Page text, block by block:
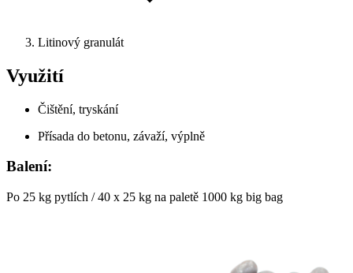
Litinový granulát
Využití
Čištění, tryskání
Přísada do betonu, závaží, výplně
Balení:
Po 25 kg pytlích / 40 x 25 kg na paletě 1000 kg big bag